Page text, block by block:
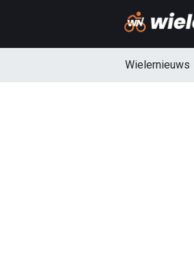
Wielernieuws